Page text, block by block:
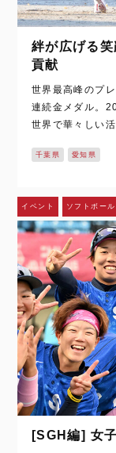
絆が広げる
貢献
世界最高峰のプ
連続金メダル。
世界で華々しい
国内トップリー
千葉県 愛知県
イベント ソフトボール
[SGH編] 女